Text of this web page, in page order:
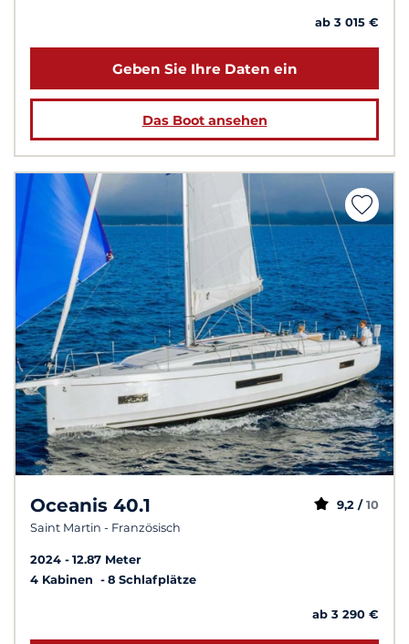
ab 3 015 €
Geben Sie Ihre Daten ein
Das Boot ansehen
Oceanis 40.1
Saint Martin - Französisch
9,2 / 10
2024
12.87 Meter
4 Kabinen
8 Schlafplätze
ab 3 290 €